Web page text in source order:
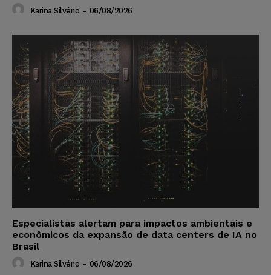
Karina Silvério - 06/08/2026
Especialistas alertam para impactos ambientais e
econômicos da expansão de data centers de IA no
Brasil
Karina Silvério - 06/08/2026